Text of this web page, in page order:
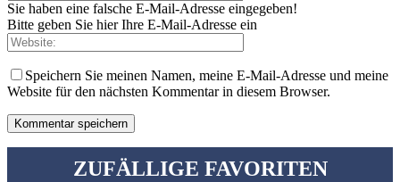
Sie haben eine falsche E-Mail-Adresse eingegeben!
Bitte geben Sie hier Ihre E-Mail-Adresse ein
Speichern Sie meinen Namen, meine E-Mail-Adresse und meine
Website für den nächsten Kommentar in diesem Browser.
ZUFÄLLIGE FAVORITEN